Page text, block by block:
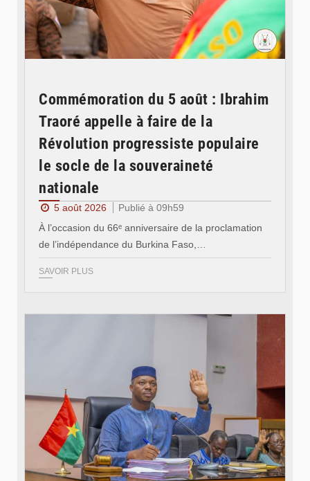
Commémoration du 5 août : Ibrahim
Traoré appelle à faire de la
Révolution progressiste populaire
le socle de la souveraineté
nationale
5 août 2026
Publié à 09h59
À l’occasion du 66ᵉ anniversaire de la proclamation
de l’indépendance du Burkina Faso,…
SAVOIR PLUS